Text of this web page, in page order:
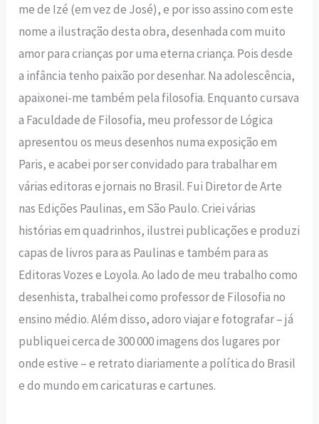
me de Izé (em vez de José), e por isso assino com este
nome a ilustração desta obra, desenhada com muito
amor para crianças por uma eterna criança. Pois desde
a infância tenho paixão por desenhar. Na adolescência,
apaixonei-me também pela filosofia. Enquanto cursava
a Faculdade de Filosofia, meu professor de Lógica
apresentou os meus desenhos numa exposição em
Paris, e acabei por ser convidado para trabalhar em
várias editoras e jornais no Brasil. Fui Diretor de Arte
nas Edições Paulinas, em São Paulo. Criei várias
histórias em quadrinhos, ilustrei publicações e produzi
capas de livros para as Paulinas e também para as
Editoras Vozes e Loyola. Ao lado de meu trabalho como
desenhista, trabalhei como professor de Filosofia no
ensino médio. Além disso, adoro viajar e fotografar – já
publiquei cerca de 300 000 imagens dos lugares por
onde estive – e retrato diariamente a política do Brasil
e do mundo em caricaturas e cartunes.